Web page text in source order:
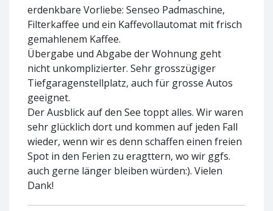
erdenkbare Vorliebe: Senseo Padmaschine,
Filterkaffee und ein Kaffevollautomat mit frisch
gemahlenem Kaffee.
Übergabe und Abgabe der Wohnung geht
nicht unkomplizierter. Sehr grosszügiger
Tiefgaragenstellplatz, auch für grosse Autos
geeignet.
Der Ausblick auf den See toppt alles. Wir waren
sehr glücklich dort und kommen auf jeden Fall
wieder, wenn wir es denn schaffen einen freien
Spot in den Ferien zu eragttern, wo wir ggfs.
auch gerne länger bleiben würden:). Vielen
Dank!